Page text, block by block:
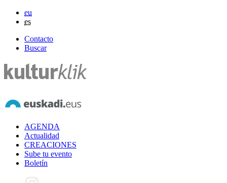
eu
es
Contacto
Buscar
AGENDA
Actualidad
CREACIONES
Sube tu evento
Boletín